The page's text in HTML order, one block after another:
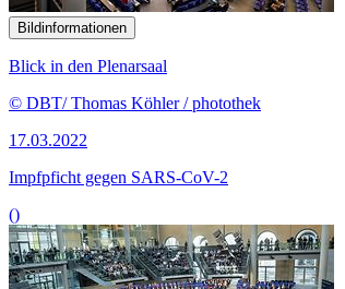
Bildinformationen
Blick in den Plenarsaal
© DBT/ Thomas Köhler / photothek
17.03.2022
Impfpficht gegen SARS-CoV-2
()